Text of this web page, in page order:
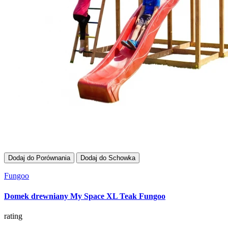
Dodaj do Porównania Dodaj do Schowka
Fungoo
Domek drewniany My Space XL Teak Fungoo
rating